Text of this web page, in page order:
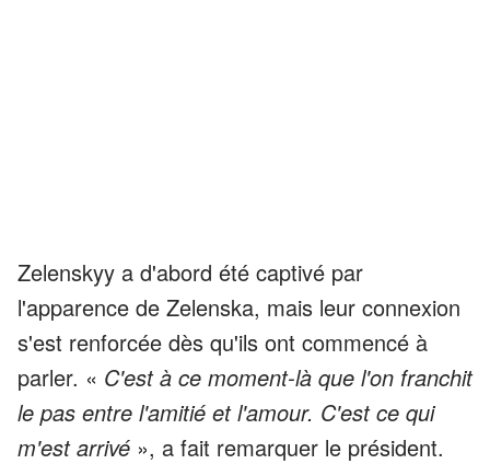
Zelenskyy a d'abord été captivé par
l'apparence de Zelenska, mais leur connexion
s'est renforcée dès qu'ils ont commencé à
parler. « C'est à ce moment-là que l'on franchit
le pas entre l'amitié et l'amour. C'est ce qui
m'est arrivé », a fait remarquer le président.